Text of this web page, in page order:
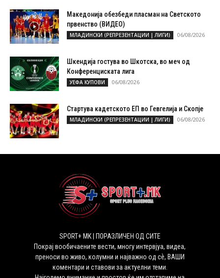
Македонија обезбеди пласман на Светското
првенство (ВИДЕО)
МЛАДИНСКИ (РЕПРЕЗЕНТАЦИИ | ЛИГИ) 06/08/2026
Шкендија гостува во Шкотска, во меч од
Конференциската лига
УЕФА КУПОВИ 06/08/2026
Стартува кадетското ЕП во Гевгелија и Скопје
МЛАДИНСКИ (РЕПРЕЗЕНТАЦИИ | ЛИГИ) 06/08/2026
SPORT+ MK | ПОРАЗЛИЧЕН ОД СИТЕ
Покрај вообичаените вести, многу интервјуа, видеа,
преноси во живо, колумни и најважно од сѐ, ВАШИ
коментари и ставови за актуелни теми.